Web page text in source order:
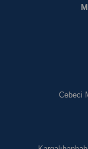
Cebeci